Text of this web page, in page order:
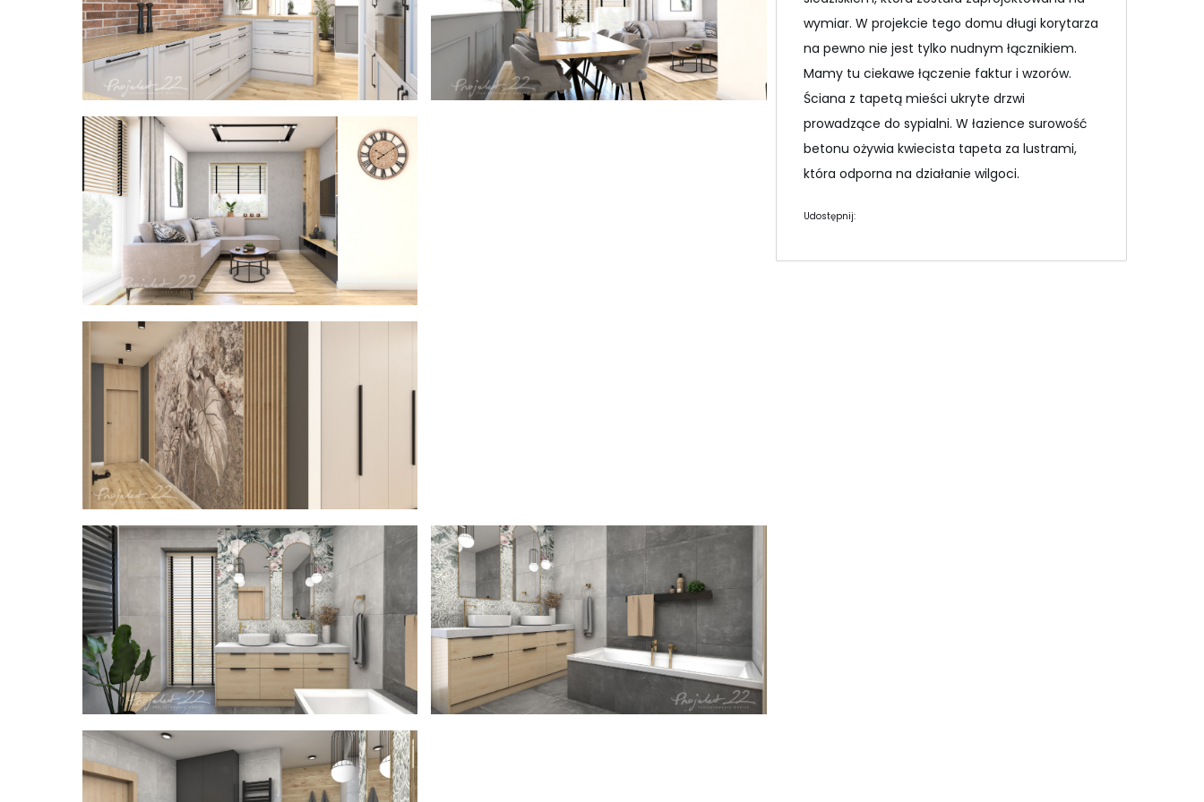
wymiar. W projekcie tego domu długi korytarza
na pewno nie jest tylko nudnym łącznikiem.
Mamy tu ciekawe łączenie faktur i wzorów.
Ściana z tapetą mieści ukryte drzwi
prowadzące do sypialni. W łazience surowość
betonu ożywia kwiecista tapeta za lustrami,
która odporna na działanie wilgoci.
Udostępnij: